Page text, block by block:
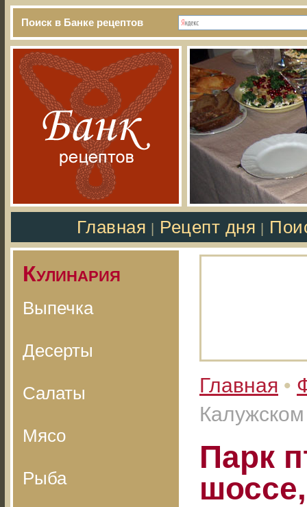
Поиск в Банке рецептов
Главная Рецепт дня
Кулинария
Выпечка
Десерты
Салаты
Мясо
Рыба
Главная •
Парк